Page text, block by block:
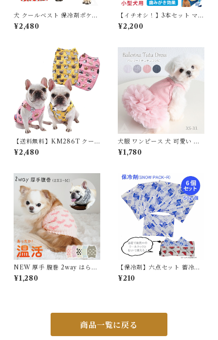
犬 クールベスト 保冷剤ポケッ
ト付き ひんやり 冷感 犬用 夏
ベスト 夏服 熱中症対策 防水
中型犬 スイカ柄 牛柄 おしゃれ
かわいい 散歩 アウトドア フレ
ンチブルドッグ フレブル パグ
コーギー KM285G
¥2,480
【イチオシ！】3本セット マロ
ーボーン プチ チーズフレーバ
ー ジャーキーフレーバー ペー
骨型 デンタルケアTK011G-P
T-THREE
¥2,200
【送料無料】KM286T クー
ル 接触冷感ひんやり 冷却フレ
ブル タンクトップ フレンチブ
¥2,480
犬服 ワンピース 犬 可愛い バ
レリーナチュチュワンピ 4色
ドレス キャミワンピ 小型犬 チ
メラニアン シーズー プリンセ
ス 姫 服 誕生日 結婚式 パーテ
ィー 夏 春 かわいい ドッグウ
ェア ペット服 ペット KM608
¥1,780
NEW 厚手 腹巻 2way はらま
き 犬 秋 冬 腹巻き カバー ペッ
ト 腰 冷え対策 介護用 シニア
ドッグ チワワ トイプードル イ
¥1,280
【保冷剤】六点セット 蓄冷剤
スノーパック 50g ペットクー
ルネック用
¥210
商品一覧に戻る